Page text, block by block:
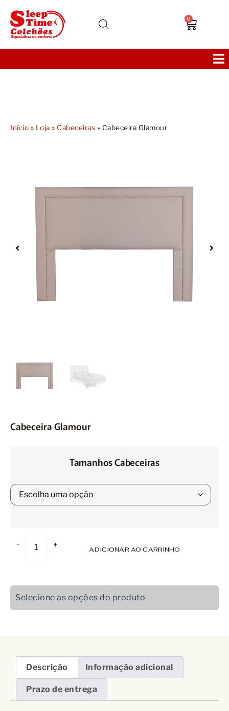
0
Poltronas
Acessórios
Início » Loja » Cabeceiras » Cabeceira Glamour
Cabeceira Glamour
Tamanhos Cabeceiras
- +
ADICIONAR AO CARRINHO
Selecione as opções do produto
Descrição Informação adicional
Prazo de entrega